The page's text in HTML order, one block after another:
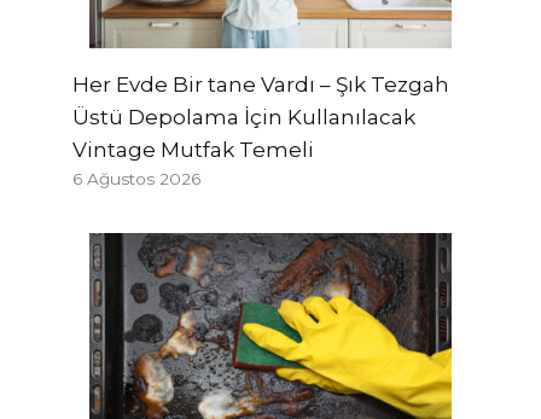
Her Evde Bir tane Vardı – Şık Tezgah
Üstü Depolama İçin Kullanılacak
Vintage Mutfak Temeli
6 Ağustos 2026